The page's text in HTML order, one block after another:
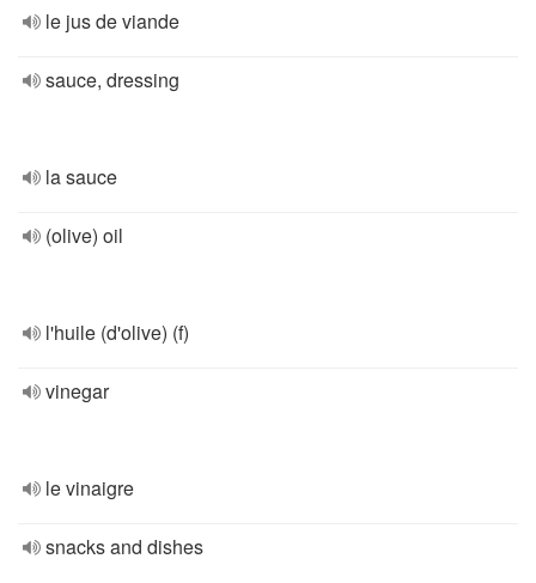
le jus de viande
sauce, dressing
la sauce
(olive) oil
l'huile (d'olive) (f)
vinegar
le vinaigre
snacks and dishes